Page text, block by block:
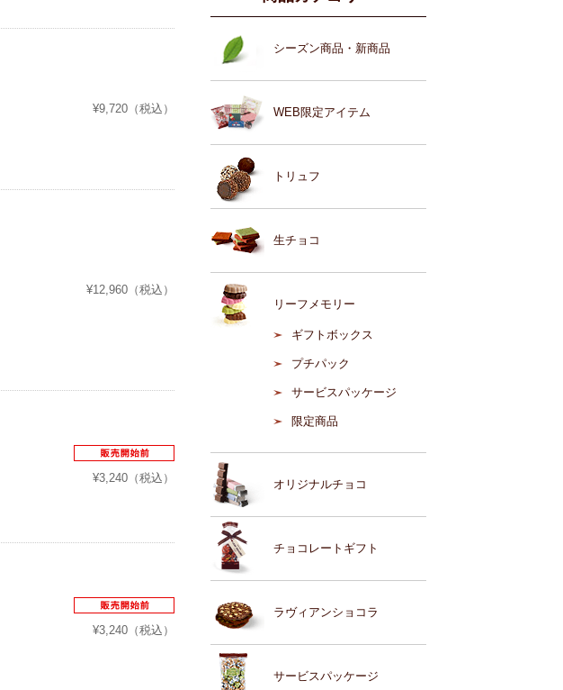
¥9,720（税込）
¥12,960（税込）
¥3,240（税込）
¥3,240（税込）
シーズン商品・新商品
WEB限定アイテム
トリュフ
生チョコ
リーフメモリー
ギフトボックス
プチパック
サービスパッケージ
限定商品
オリジナルチョコ
チョコレートギフト
ラヴィアンショコラ
サービスパッケージ